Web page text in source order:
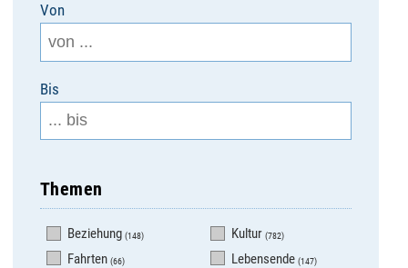
Von
Bis
Themen
Beziehung(148)
Fahrten(66)
Kultur (782)
Lebensende (147)